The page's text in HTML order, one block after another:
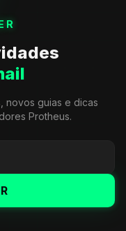
novos guias e dicas
Protheus.